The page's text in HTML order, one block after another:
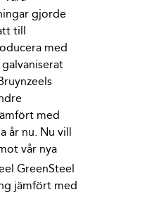
gjorde
till
med
med
år nu. Nu vill
vår nya
GreenSteel
jämfört med